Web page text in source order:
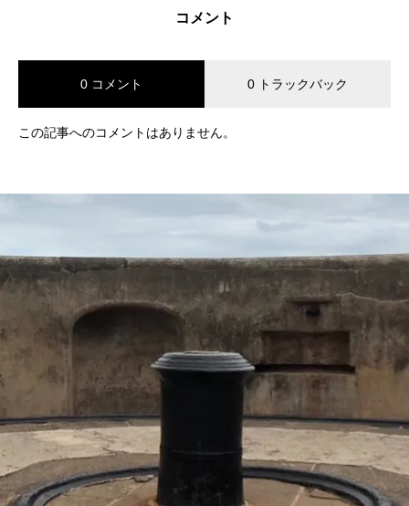
コメント
0 コメント 0 トラックバック
この記事へのコメントはありません。